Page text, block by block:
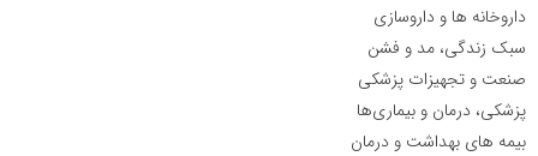
داروخانه ها و داروسازی
سبک زندگی، مد و فشن
صنعت و تجهیزات پزشکی
پزشکی، درمان و بیماری‌ها
بیمه های بهداشت و درمان